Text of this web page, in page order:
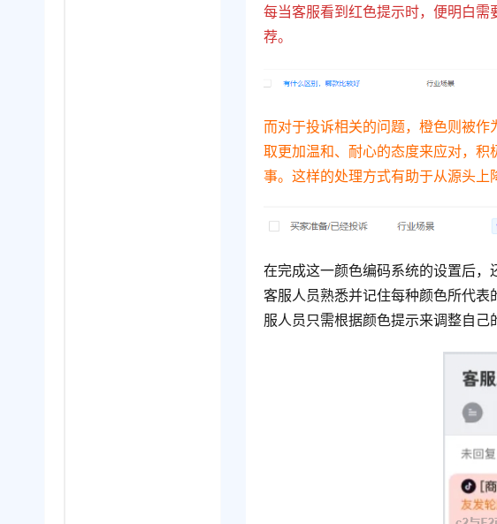
每当客服看到红色提示时，便明白
荐。
而对于投诉相关的问题，橙色则被
取更加温和、耐心的态度来应对，
事。这样的处理方式有助于从源头上
在完成这一颜色编码系统的设置后
客服人员熟悉并记住每种颜色所代
服人员只需根据颜色提示来调整自己